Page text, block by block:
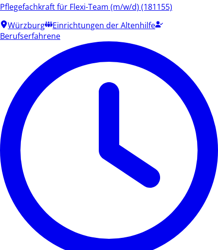
Pflegefachkraft für Flexi-Team (m/w/d) (181155)
Würzburg
Einrichtungen der Altenhilfe
Berufserfahrene